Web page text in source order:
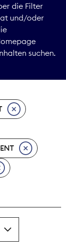
die Filter
und/oder
suchen.